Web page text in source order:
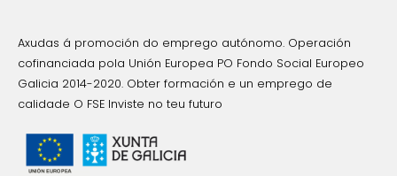
Axudas á promoción do emprego autónomo. Operación
cofinanciada pola Unión Europea PO Fondo Social Europeo
Galicia 2014-2020. Obter formación e un emprego de
calidade O FSE Inviste no teu futuro